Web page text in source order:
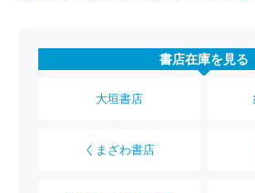
書店在庫を見る
大垣書店
くまざわ書店